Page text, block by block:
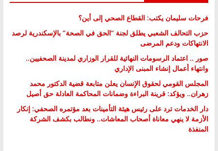
فرحات سليمان يكتب: القطاع الصحي إلى أين؟
حزب التحالف الشعبي يطلق لجنة “الحق في الصحة” بالإسكندرية لرصد
الانتهاكات ودعم المرضى
صور .. اعتماد الرسومات النهائية للقرار الوزاري لمدينة الصحفيين..
وانتهاء أعمال إنشاء المبنى الإداري
المجلس القومي لحقوق الإنسان يعلن متابعة قضية الدكتور محمد
زهران.. ويؤكد: قرينة البراءة وضمانات المحاكمة العادلة حق أصيل
دار الخدمات ترد على رئيس هيئة التأمينات بعد مؤتمره الصحفي: إنكار
الأزمة لا ينهي معاناة أصحاب المعاشات.. ونطالب بكشف الشركة
المنفذة